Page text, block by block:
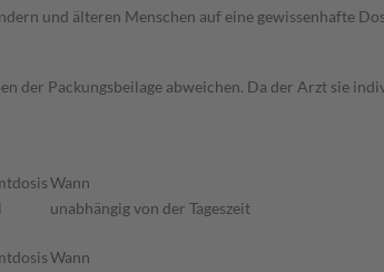
und älteren Menschen auf eine gewissenhafte
der Packungsbeilage abweichen. Da der Arzt sie
Wann
unabhängig von der Tageszeit
Wann